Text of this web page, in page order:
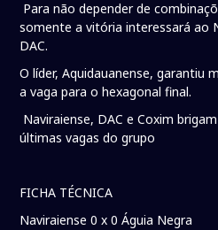
Para não depender de
somente a vitória interessará ao
DAC.
O líder, Aquidauanense, garantiu
a vaga para o hexagonal final.
Naviraiense, DAC e Coxim
últimas vagas do grupo
FICHA TÉCNICA
Naviraiense 0 x 0 Águia Negra